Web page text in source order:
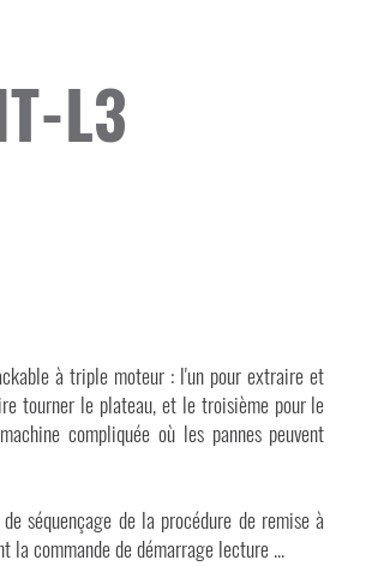
L3
à triple moteur : l'un pour extraire et
tourner le plateau, et le troisième pour le
compliquée où les pannes peuvent
séquençage de la procédure de remise à
la commande de démarrage lecture ...